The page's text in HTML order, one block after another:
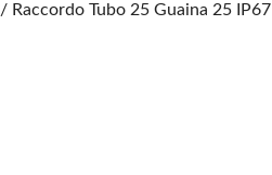
/ Raccordo Tubo 25 Guaina 25 IP67